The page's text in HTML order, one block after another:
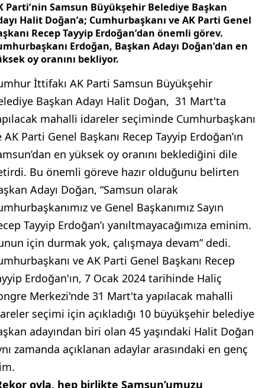
Parti’nin Samsun Büyükşehir Belediye Başkan
Halit Doğan’a; Cumhurbaşkanı ve AK Parti Genel
Recep Tayyip Erdoğan’dan önemli görev.
Erdoğan, Başkan Adayı Doğan’dan en
oy oranını bekliyor.
İttifakı AK Parti Samsun Büyükşehir
Başkan Adayı Halit Doğan, 31 Mart'ta
mahalli idareler seçiminde Cumhurbaşkanı
AK Parti Genel Başkanı Recep Tayyip Erdoğan’ın
en yüksek oy oranını beklediğini dile
Bu önemli göreve hazır olduğunu belirten
Adayı Doğan, “Samsun olarak
ve Genel Başkanımız Sayın
Tayyip Erdoğan’ı yanıltmayacağımıza eminim.
için durmak yok, çalışmaya devam” dedi.
ve AK Parti Genel Başkanı Recep
Erdoğan'ın, 7 Ocak 2024 tarihinde Haliç
Merkezi'nde 31 Mart'ta yapılacak mahalli
seçimi için açıkladığı 10 büyükşehir belediye
adayından biri olan 45 yaşındaki Halit Doğan
zamanda açıklanan adaylar arasındaki en genç
oyla, hep birlikte Samsun’umuzu